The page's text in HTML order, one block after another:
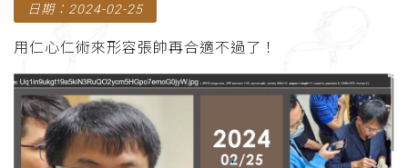
日期：2024-02-25
用仁心仁術來形容張帥再合適不過了！